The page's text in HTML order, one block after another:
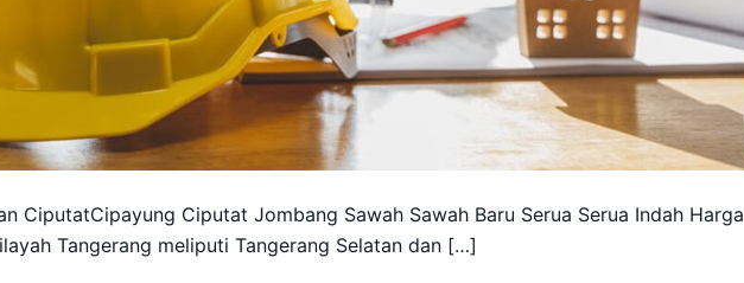
CiputatCipayung Ciputat Jombang Sawah Sawah Baru Serua Serua Indah Harga
Tangerang meliputi Tangerang Selatan dan […]